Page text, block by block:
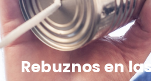
Rebuznos en